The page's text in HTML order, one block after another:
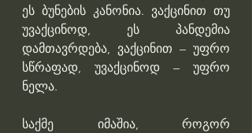
ეს ბუნების კანონია. ვაქცინით თუ
უვაქცინოდ, ეს პანდემია
დამთავრდება, ვაქცინით – უფრო
სწრაფად, უვაქცინოდ – უფრო
ნელა.
საქმე იმაშია, როგორ